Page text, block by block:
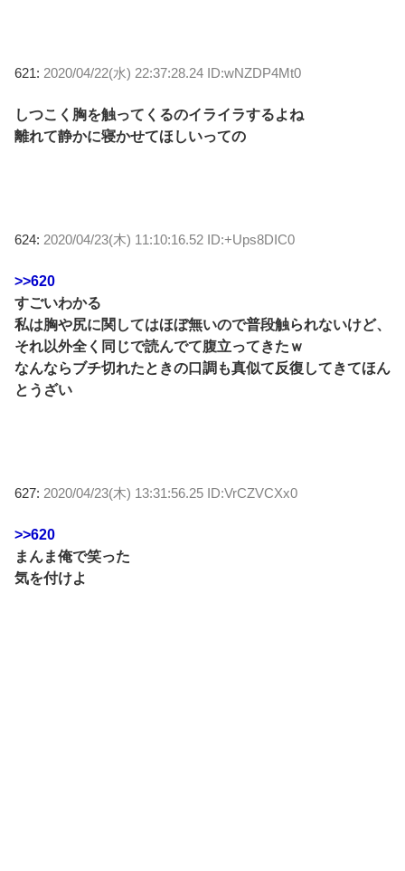
621: 2020/04/22(水) 22:37:28.24 ID:wNZDP4Mt0
しつこく胸を触ってくるのイライラするよね
離れて静かに寝かせてほしいっての
624: 2020/04/23(木) 11:10:16.52 ID:+Ups8DIC0
>>620
すごいわかる
私は胸や尻に関してはほぼ無いので普段触られないけど、
それ以外全く同じで読んでて腹立ってきたｗ
なんならブチ切れたときの口調も真似て反復してきてほん
とうざい
627: 2020/04/23(木) 13:31:56.25 ID:VrCZVCXx0
>>620
まんま俺で笑った
気を付けよ